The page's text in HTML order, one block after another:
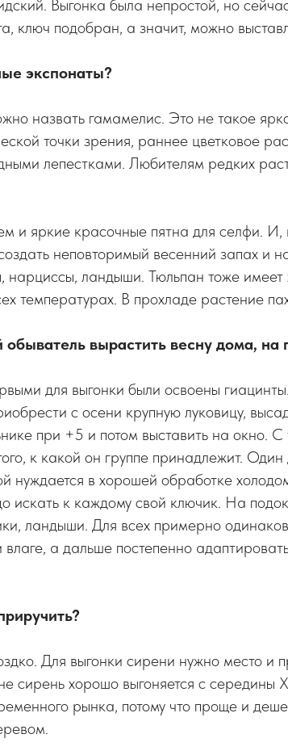
Выгонка была непростой, но
ключ подобран, а значит, можно
экспонаты?
назвать гамамелис. Это не такое
точки зрения, раннее цветковое
лепестками. Любителям редких
и яркие красочные пятна для селфи. И,
неповторимый весенний запах и
нарциссы, ландыши. Тюльпан тоже
температурах. В прохладе растение
вырастить весну дома, на
для выгонки были освоены
с осени крупную луковицу,
при +5 и потом выставить на окно.
к какой он группе принадлежит. Один
нуждается в хорошей обработке
искать к каждому свой ключик. На
ландыши. Для всех примерно
а дальше постепенно
Для выгонки сирени нужно место и
сирень хорошо выгоняется с середины
рынка, потому что проще и